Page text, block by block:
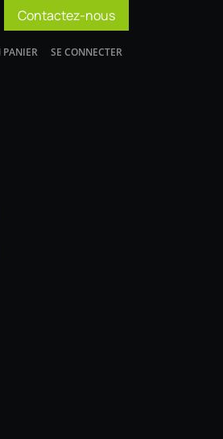
Contactez-nous
PANIER SE CONNECTER